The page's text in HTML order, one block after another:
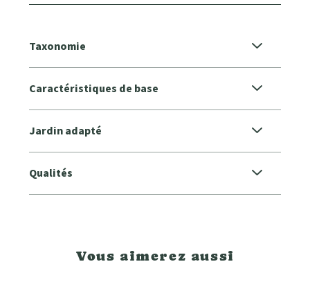
Taxonomie
Caractéristiques de base
Jardin adapté
Qualités
Vous aimerez aussi